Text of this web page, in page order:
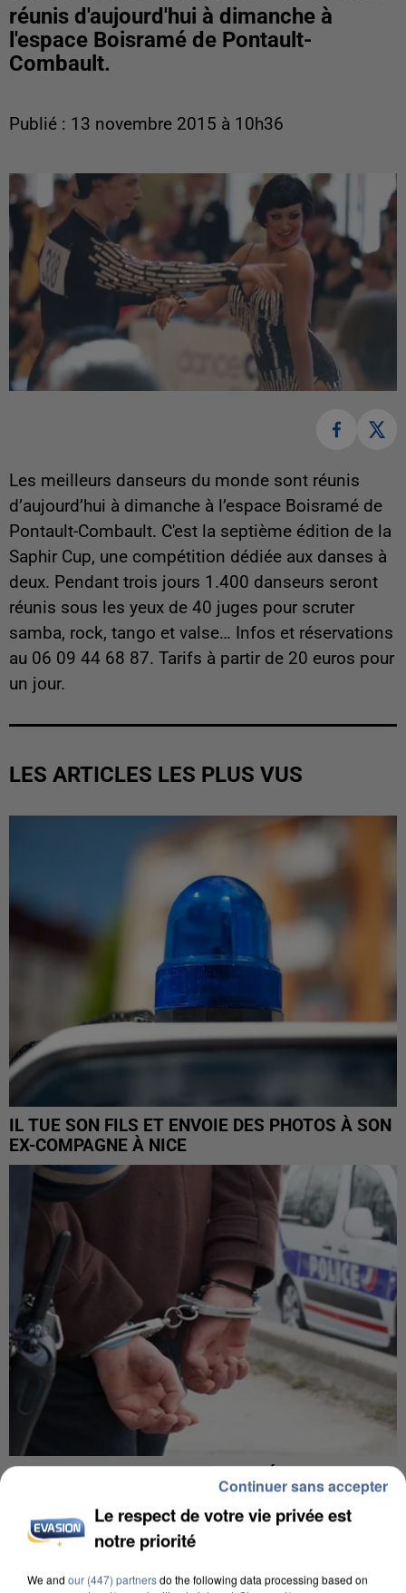
réunis d'aujourd'hui à dimanche à
l'espace Boisramé de Pontault-
Combault.
Publié : 13 novembre 2015 à 10h36
Les meilleurs danseurs du monde sont réunis
d’aujourd’hui à dimanche à l’espace Boisramé de
Pontault-Combault. C'est la septième édition de la
Saphir Cup, une compétition dédiée aux danses à
deux. Pendant trois jours 1.400 danseurs seront
réunis sous les yeux de 40 juges pour scruter
samba, rock, tango et valse… Infos et réservations
au 06 09 44 68 87. Tarifs à partir de 20 euros pour
un jour.
LES ARTICLES LES PLUS VUS
IL TUE SON FILS ET ENVOIE DES PHOTOS À SON
EX-COMPAGNE À NICE
L’UN DES FONDATEURS SUPPOSÉS DE LA DZ
MAFIA INTERPELLÉ EN ALGÉRIE
Le respect de votre vie privée est
notre priorité
We and our (447) partnersdo the following data processing based on
Continuer sans accepter